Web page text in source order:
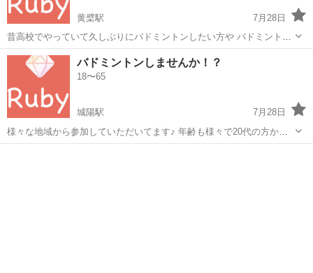
黄檗駅
7月28日
昔高校でやっていて久しぶりにバドミントンしたい方や バドミントン
やったことないけど 楽しく初級者同士でバドミントン🏸をしたいと思
ってる方、ぜひ参加お待ちしてます😃 お友達との参加も大丈夫です！
２対２ダブ...
京都 宇治市 黄檗駅 バドミントン
バドミントンしませんか！？
18〜65
城陽駅
7月28日
様々な地域から参加していただいてます♪ 年齢も様々で20代の方から
50代の方、 大阪からや 京都市内 滋賀 からいろんな方が参加してくだ